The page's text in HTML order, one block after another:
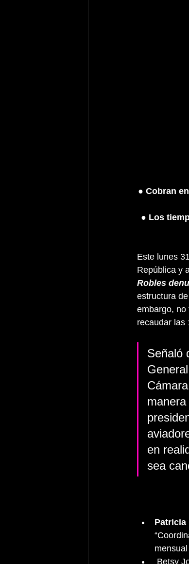
● Cobran
● Los
Este lunes
República y
Robles
estructura
embargo, no
recaudar las
Señaló
en
sea
Patricia